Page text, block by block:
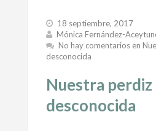
18 septiembre, 2017
Mónica Fernández-
No hay comentariosen
desconocida
Nuestra perdiz
desconocida